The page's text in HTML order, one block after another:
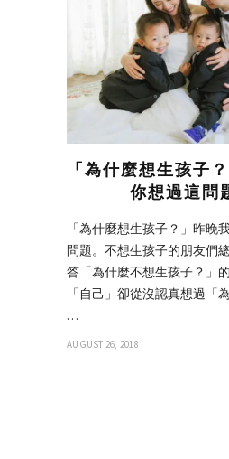
「為什麼想生孩子
你想過這問
「為什麼想生孩子？」昨晚
問題。不想生孩子的朋友們
答「為什麼不想生孩子？」
「自己」卻從沒認真想過「
…
AUGUST 26, 2018